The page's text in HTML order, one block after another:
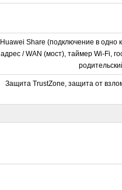
Huawei Share (подключение в одно
адрес / WAN (мост), таймер Wi-Fi,
Защита TrustZone, защита от